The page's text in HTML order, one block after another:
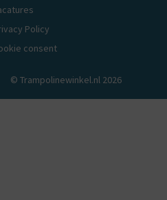
Policy
consent
© Trampolinewinkel.nl 2026